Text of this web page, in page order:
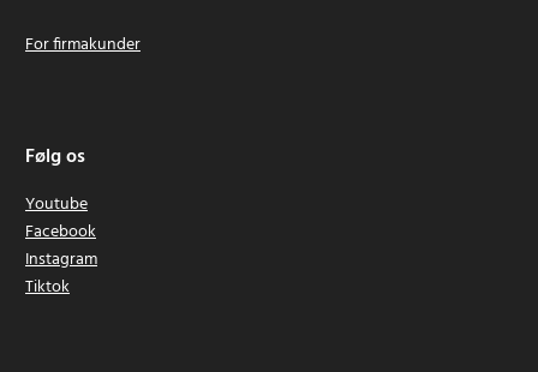
For firmakunder
Følg os
Youtube
Facebook
Instagram
Tiktok